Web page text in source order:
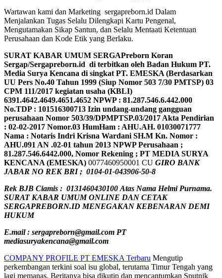
Wartawan kami dan Marketing sergapreborn.id Dalam
Menjalankan Tugas Selalu Dilengkapi Kartu Pengenal,
Mengutamakan Sikap Santun, dan Selalu Mentaati Ketentuan
Perusahaan dan Kode Etik yang Berlaku.
SURAT KABAR UMUM SERGAPreborn Koran
Sergap/Sergapreborn.id di terbitkan oleh Badan Hukum PT.
Media Surya Kencana di singkat PT. EMESKA (Berdasarkan
UU Pers No.40 Tahun 1999 (Siup Nomor 503 7/30 PMTSP) 03
CPM 111/2017 kegiatan usaha (KBLI)
6391.4642.4649.4651.4652 NPWP : 81.287.546.6.442.000
No.TDP : 101516300713 Izin undang-undang gangguan
perusahaan Nomor 503/39/DPMPTSP.03/2017 Akta Pendirian
: 02-02-2017 Nomor.03 HumHam : AHU.AH. 01030071777
Nama : Notaris Indri Krisna Wardani SH.M Kn. Nomor :
AHU.091 AN .02-01 tahun 2013 NPWP Perusahaan ;
81.287.546.6442.000, Nomor Rekening ; PT MEDIA SURYA
KENCANA (EMESKA) 0077460950001 CU GIRO BANK
JABAR NO REK BRI ; 0104-01-043906-50-8
Rek BJB Ciamis : 0131460430100 Atas Nama Helmi Purnama.
SURAT KABAR UMUM ONLINE DAN CETAK
SERGAPREBORN.ID MENEGAKAN KEBENARAN DEMI
HUKUM
E.mail : sergapreborn@gmail.com PT
mediasuryakencana@gmail.com
COMPANY PROFILE PT EMESKA Terbaru Mengutip
perkembangan terkini soal isu global, terutama Timur Tengah yang
lagi memanas. Beritanya bisa dikutip dan mencantumkan Sputnik